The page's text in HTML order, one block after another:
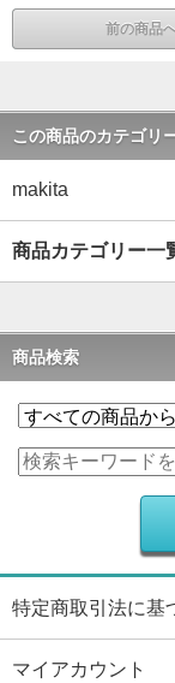
前の商品
この商品のカテゴリ
makita
商品カテゴリー一
商品検索
特定商取引法に基
マイアカウント